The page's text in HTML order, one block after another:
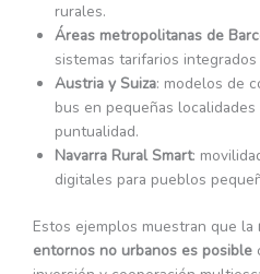
rurales.
Áreas metropolitanas de
sistemas tarifarios
Austria y Suiza: modelos de
bus en pequeñas
puntualidad.
Navarra Rural Smart:
digitales para pueblos
Estos ejemplos muestran que la
entornos no urbanos es posible